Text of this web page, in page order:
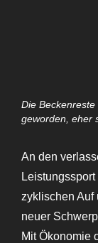
Die
geworden, eher
An den
zyklischen Auf
neuer
Mit Ökonomie